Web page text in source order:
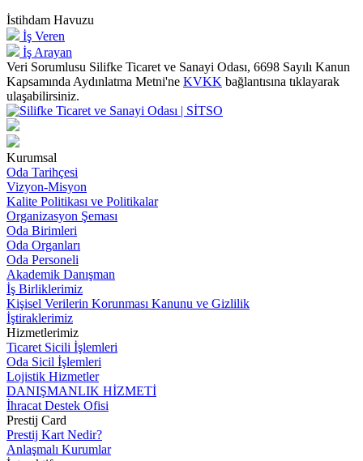
İstihdam Havuzu
İş Veren
İş Arayan
Veri Sorumlusu Silifke Ticaret ve Sanayi Odası, 6698 Sayılı Kanun
Kapsamında Aydınlatma Metni'ne KVKK bağlantısına tıklayarak
ulaşabilirsiniz.
Kurumsal
Oda Tarihçesi
Vizyon-Misyon
Kalite Politikası ve Politikalar
Organizasyon Şeması
Oda Birimleri
Oda Organları
Oda Personeli
Akademik Danışman
İş Birliklerimiz
Kişisel Verilerin Korunması Kanunu ve Gizlilik
İştiraklerimiz
Hizmetlerimiz
Ticaret Sicili İşlemleri
Oda Sicil İşlemleri
Lojistik Hizmetler
DANIŞMANLIK HİZMETİ
İhracat Destek Ofisi
Prestij Card
Prestij Kart Nedir?
Anlaşmalı Kurumlar